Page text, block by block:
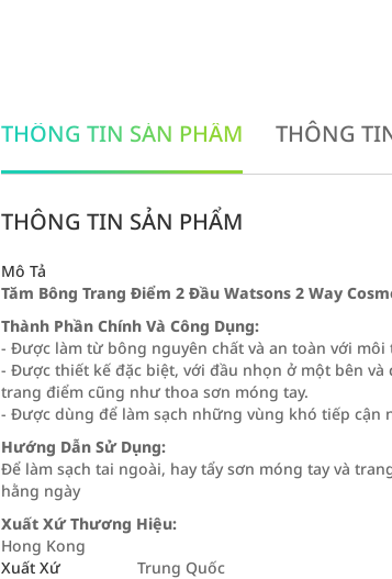
THÔNG TIN SẢN PHẨM THÔNG
THÔNG TIN SẢN PHẨM
Mô Tả
Tăm Bông Trang Điểm 2 Đầu Watsons 2 Way
Thành Phần Chính Và Công Dụng:
- Được làm từ bông nguyên chất và an toàn với
- Được thiết kế đặc biệt, với đầu nhọn ở một bên
trang điểm cũng như thoa sơn móng tay.
- Được dùng để làm sạch những vùng khó tiếp
Hướng Dẫn Sử Dụng:
Để làm sạch tai ngoài, hay tẩy sơn móng tay và
hằng ngày
Xuất Xứ Thương Hiệu:
Hong Kong
Xuất Xứ
Trung Quốc